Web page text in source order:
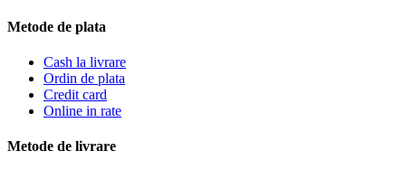
Metode de plata
Cash la livrare
Ordin de plata
Credit card
Online in rate
Metode de livrare